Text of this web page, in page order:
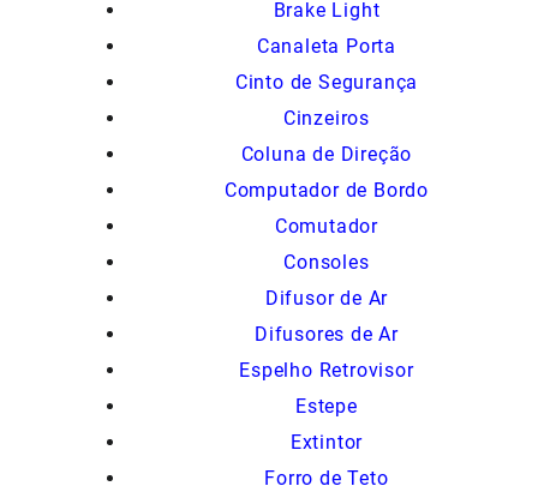
Brake Light
Canaleta Porta
Cinto de Segurança
Cinzeiros
Coluna de Direção
Computador de Bordo
Comutador
Consoles
Difusor de Ar
Difusores de Ar
Espelho Retrovisor
Estepe
Extintor
Forro de Teto